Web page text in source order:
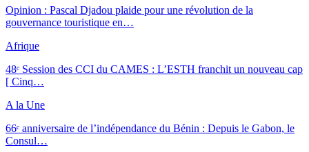
Opinion : Pascal Djadou plaide pour une révolution de la
gouvernance touristique en…
Afrique
48ᵉ Session des CCI du CAMES : L’ESTH franchit un nouveau cap
[ Cinq…
A la Une
66ᵉ anniversaire de l’indépendance du Bénin : Depuis le Gabon, le
Consul…